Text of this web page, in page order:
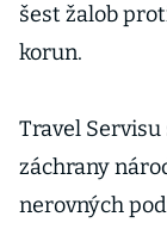
šest žalob
korun.
Travel
záchrany
nerovných